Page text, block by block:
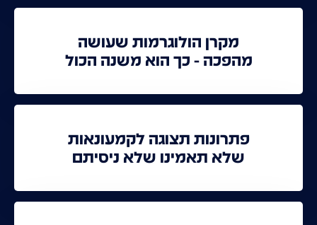
מקרן הולוגרמות שעושה
מהפכה - כך הוא משנה הכול
פתרונות תצוגה לקמעונאות
שלא תאמינו שלא ניסיתם